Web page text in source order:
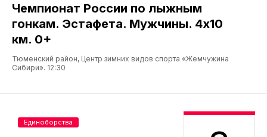
Чемпионат России по лыжным
гонкам. Эстафета. Мужчины. 4х10
км. 0+
Тюменский район, Центр зимних видов спорта «Жемчужина
Сибири». 12:30
Единоборства